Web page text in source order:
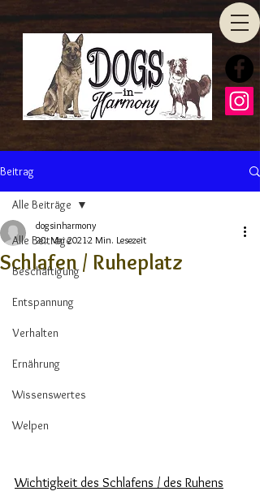
Beitrag
Alle Beiträge
Beschäftigung
Entspannung
Verhalten
Ernährung
Wissenswertes
Welpen
Alle Beiträge
Schlafen / Ruheplatz
dogsinharmony
20. Mai 20212 Min. Lesezeit
Wichtigkeit des Schlafens / des Ruhens